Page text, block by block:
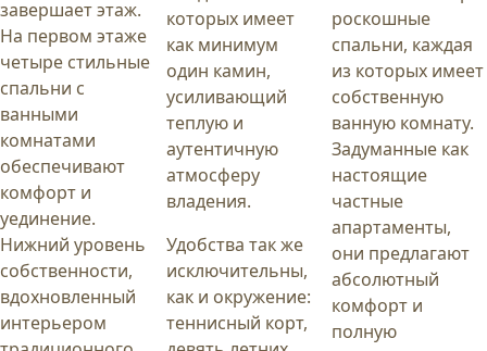
завершает этаж.
На первом этаже
четыре стильные
спальни с
ванными
комнатами
обеспечивают
комфорт и
уединение.
Нижний уровень
собственности,
вдохновленный
интерьером
которых имеет
как минимум
один камин,
усиливающий
теплую и
аутентичную
атмосферу
владения.
Удобства так же
исключительны,
как и окружение:
теннисный корт,
роскошные
спальни, каждая
из которых имеет
собственную
ванную комнату.
Задуманные как
настоящие
частные
апартаменты,
они предлагают
абсолютный
комфорт и
полную